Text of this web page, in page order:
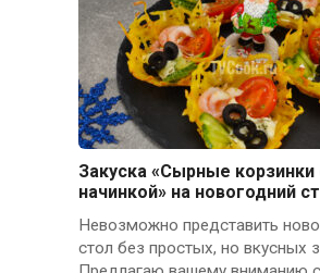
Закуска «Сырные корзинки
начинкой» на новогодний
Невозможно представить
стол без простых, но вкусных